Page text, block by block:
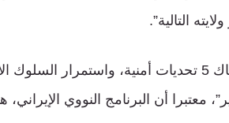
التالية”.
وأوضح في مقاله بصحيفة “إسرائيل اليوم”، أن “هناك 5 تحديات أمنية،
معتبرا أن البرنامج النووي